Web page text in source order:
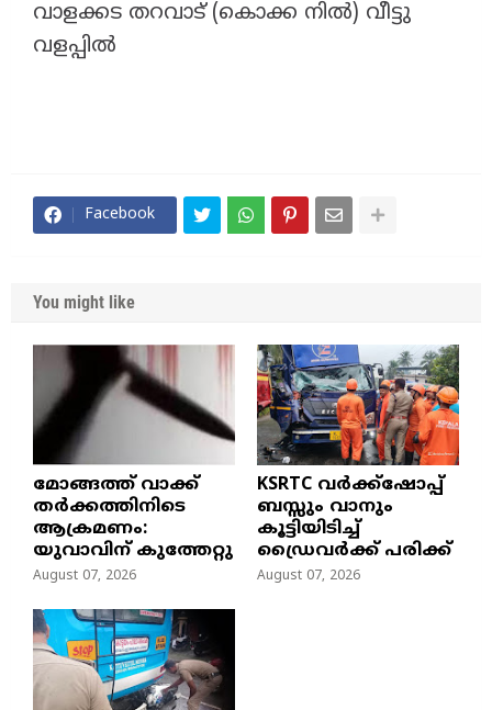
വാളക്കട തറവാട് (കൊക്ക നിൽ) വീട്ടു
വളപ്പിൽ
Facebook
You might like
മോങ്ങത്ത് വാക്ക്
തർക്കത്തിനിടെ
ആക്രമണം:
യുവാവിന് കുത്തേറ്റു
August 07, 2026
KSRTC വർക്ക്ഷോപ്പ്
ബസ്സും വാനും
കൂട്ടിയിടിച്ച്
ഡ്രൈവർക്ക് പരിക്ക്
August 07, 2026